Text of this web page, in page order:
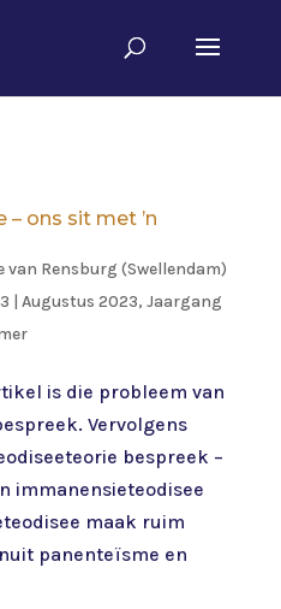
ons sit met ’n
van Rensburg (Swellendam)
| Augustus 2023, Jaargang
is die probleem van
Vervolgens
bespreek –
immanensieteodisee
maak ruim
panenteïsme en